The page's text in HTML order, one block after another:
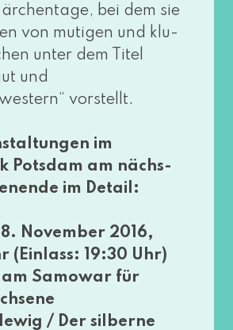
bei dem sie
von muti­gen und klu­
unter dem Titel
und
vor­stellt.
im
Potsdam am nächs­
im Detail:
November 2016,
(Einlass: 19:30 Uhr)
Samowar für
/ Der sil­ber­ne